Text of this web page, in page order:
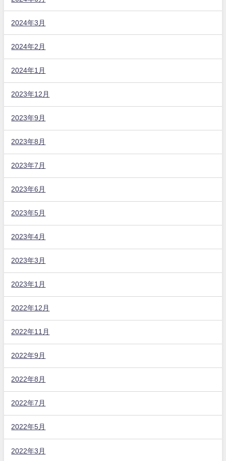
2024年3月
2024年2月
2024年1月
2023年12月
2023年9月
2023年8月
2023年7月
2023年6月
2023年5月
2023年4月
2023年3月
2023年1月
2022年12月
2022年11月
2022年9月
2022年8月
2022年7月
2022年5月
2022年3月